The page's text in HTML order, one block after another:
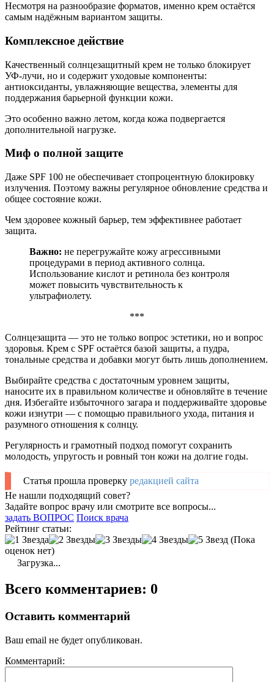
Несмотря на разнообразие форматов, именно крем остаётся
самым надёжным вариантом защиты.
Комплексное действие
Качественный солнцезащитный крем не только блокирует
УФ-лучи, но и содержит уходовые компоненты:
антиоксиданты, увлажняющие вещества, элементы для
поддержания барьерной функции кожи.
Это особенно важно летом, когда кожа подвергается
дополнительной нагрузке.
Миф о полной защите
Даже SPF 100 не обеспечивает стопроцентную блокировку
излучения. Поэтому важны регулярное обновление средства и
общее состояние кожи.
Чем здоровее кожный барьер, тем эффективнее работает
защита.
Важно: не перегружайте кожу агрессивными
процедурами в период активного солнца.
Использование кислот и ретинола без контроля
может повысить чувствительность к
ультрафиолету.
***
Солнцезащита — это не только вопрос эстетики, но и вопрос
здоровья. Крем с SPF остаётся базой защиты, а пудра,
тональные средства и добавки могут быть лишь дополнением.
Выбирайте средства с достаточным уровнем защиты,
наносите их в правильном количестве и обновляйте в течение
дня. Избегайте избыточного загара и поддерживайте здоровье
кожи изнутри — с помощью правильного ухода, питания и
разумного отношения к солнцу.
Регулярность и грамотный подход помогут сохранить
молодость, упругость и ровный тон кожи на долгие годы.
Статья прошла проверку редакцией сайта
Не нашли подходящий совет?
Задайте вопрос врачу или смотрите все вопросы...
задать ВОПРОС Поиск врача
Рейтинг статьи:
(Пока
оценок нет)
Загрузка...
Всего комментариев: 0
Оставить комментарий
Ваш email не будет опубликован.
Комментарий: